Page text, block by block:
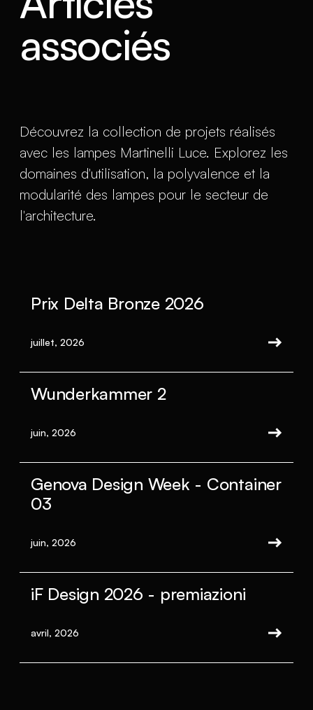
associés
Découvrez la collection de projets réalisés
avec les lampes Martinelli Luce. Explorez les
domaines d'utilisation, la polyvalence et la
modularité des lampes pour le secteur de
l'architecture.
Prix Delta Bronze 2026
juillet, 2026
Wunderkammer 2
juin, 2026
Genova Design Week - Container
03
juin, 2026
iF Design 2026 - premiazioni
avril, 2026